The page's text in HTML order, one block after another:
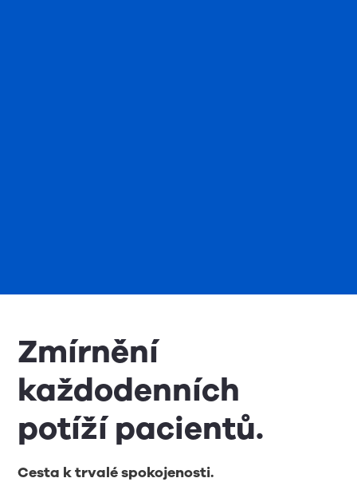
Zmírnění
každodenních
potíží pacientů.
Cesta k trvalé spokojenosti.